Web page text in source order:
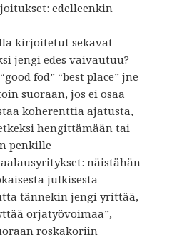
edelleenkin
kirjoitetut sekavat
jengi edes vaivautuu?
fod” “best place” jne
suoraan, jos ei osaa
koherenttia ajatusta,
hengittämään tai
penkille
näistähän
julkisesta
tännekin jengi yrittää,
orjatyövoimaa”,
roskakoriin